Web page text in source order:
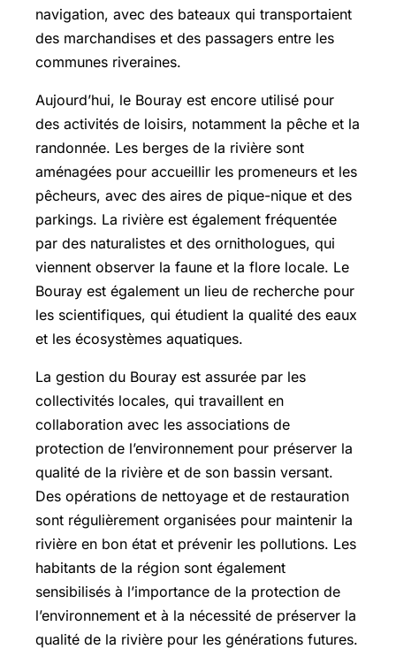
navigation, avec des bateaux qui transportaient
des marchandises et des passagers entre les
communes riveraines.
Aujourd’hui, le Bouray est encore utilisé pour
des activités de loisirs, notamment la pêche et la
randonnée. Les berges de la rivière sont
aménagées pour accueillir les promeneurs et les
pêcheurs, avec des aires de pique-nique et des
parkings. La rivière est également fréquentée
par des naturalistes et des ornithologues, qui
viennent observer la faune et la flore locale. Le
Bouray est également un lieu de recherche pour
les scientifiques, qui étudient la qualité des eaux
et les écosystèmes aquatiques.
La gestion du Bouray est assurée par les
collectivités locales, qui travaillent en
collaboration avec les associations de
protection de l’environnement pour préserver la
qualité de la rivière et de son bassin versant.
Des opérations de nettoyage et de restauration
sont régulièrement organisées pour maintenir la
rivière en bon état et prévenir les pollutions. Les
habitants de la région sont également
sensibilisés à l’importance de la protection de
l’environnement et à la nécessité de préserver la
qualité de la rivière pour les générations futures.